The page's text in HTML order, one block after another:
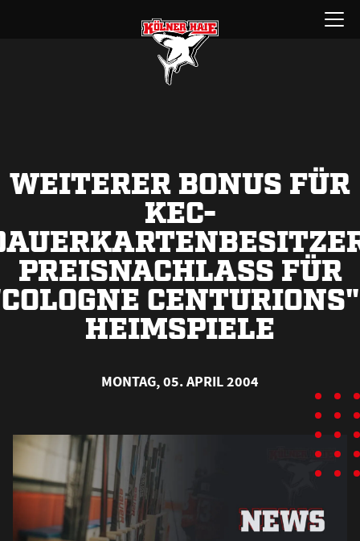
Menü
öffnen
WEITERER BONUS FÜR
KEC-
PREISNACHLASS FÜR
HEIMSPIELE
MONTAG, 05. APRIL 2004